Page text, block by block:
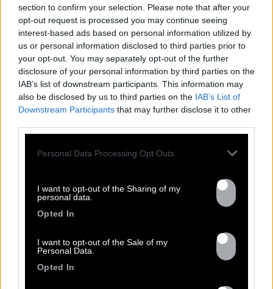
section to confirm your selection. Please note that after your
opt-out request is processed you may continue seeing
interest-based ads based on personal information utilized by
us or personal information disclosed to third parties prior to
your opt-out. You may separately opt-out of the further
disclosure of your personal information by third parties on the
IAB’s list of downstream participants. This information may
also be disclosed by us to third parties on the IAB’s List of
Downstream Participants that may further disclose it to other
Personal Data Processing Opt Outs
I want to opt-out of the Sharing of my
personal data.
Opted In
I want to opt-out of the Sale of my
Personal Data.
Opted In
TOUTES LES